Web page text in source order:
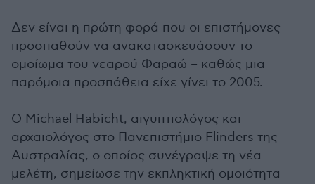
Δεν είναι η πρώτη φορά που οι επιστήμονες
προσπαθούν να ανακατασκευάσουν το
ομοίωμα του νεαρού Φαραώ – καθώς μια
παρόμοια προσπάθεια είχε γίνει το 2005.
Ο Michael Habicht, αιγυπτιολόγος και
αρχαιολόγος στο Πανεπιστήμιο Flinders της
Αυστραλίας, ο οποίος συνέγραψε τη νέα
μελέτη, σημείωσε την εκπληκτική ομοιότητα